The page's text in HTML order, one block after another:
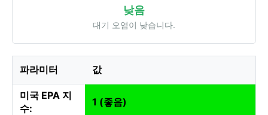
낮음
대기 오염이 낮습니다.
파라미터 값
미국 EPA 지
수:
1 (좋음)